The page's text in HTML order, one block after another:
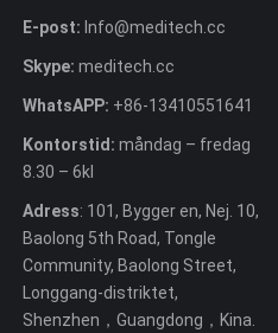
E-post: Info@meditech.cc
Skype: meditech.cc
WhatsAPP: +86-13410551641
Kontorstid: måndag – fredag ​​
8.30 – 6kl
Adress: 101, Bygger en, Nej. 10,
Baolong 5th Road, Tongle
Community, Baolong Street,
Longgang-distriktet,
Shenzhen，Guangdong，Kina.